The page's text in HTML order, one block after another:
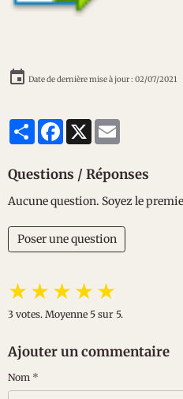
Date de dernière mise à jour : 02/07/2021
PartagerFacebook
X
Questions / Réponses
Aucune question. Soyez le
Poser une question
★★★★★
3 votes. Moyenne 5 sur 5.
Ajouter un commentaire
Nom